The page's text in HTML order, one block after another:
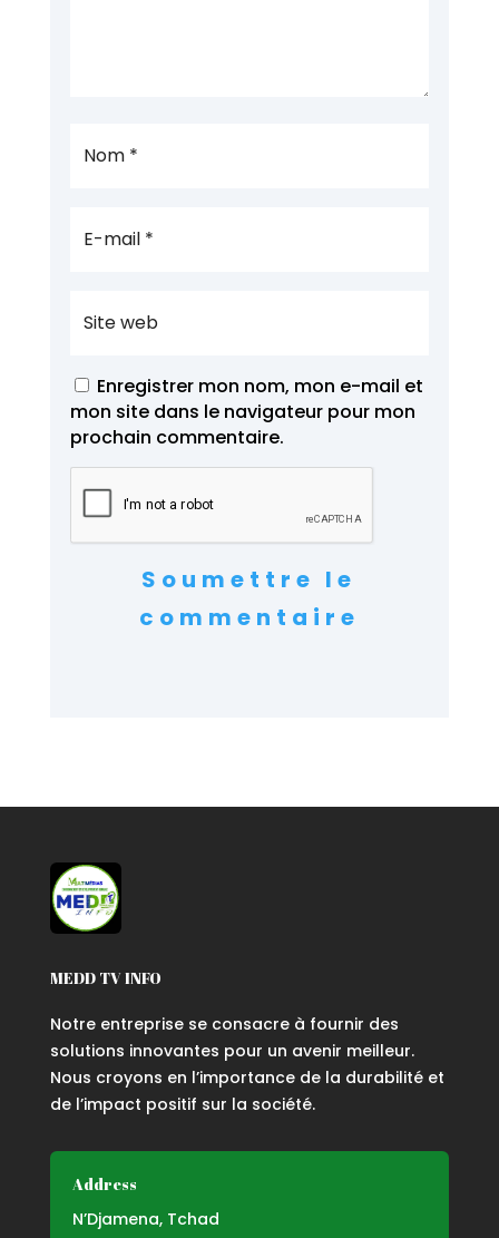
Enregistrer mon nom, mon e-mail et
mon site dans le navigateur pour mon
prochain commentaire.
Soumettre le
commentaire
MEDD TV INFO
Notre entreprise se consacre à fournir des
solutions innovantes pour un avenir meilleur.
Nous croyons en l’importance de la durabilité et
de l’impact positif sur la société.
Address
N’Djamena, Tchad